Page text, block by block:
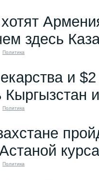
здесь
Политика
и
Кыргызстан
Политика
Политика